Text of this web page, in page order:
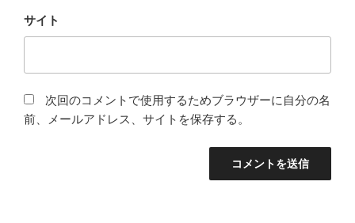
サイト
次回のコメントで使用するためブラウザーに自分の名
前、メールアドレス、サイトを保存する。